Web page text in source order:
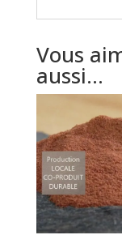
Vous
aussi…